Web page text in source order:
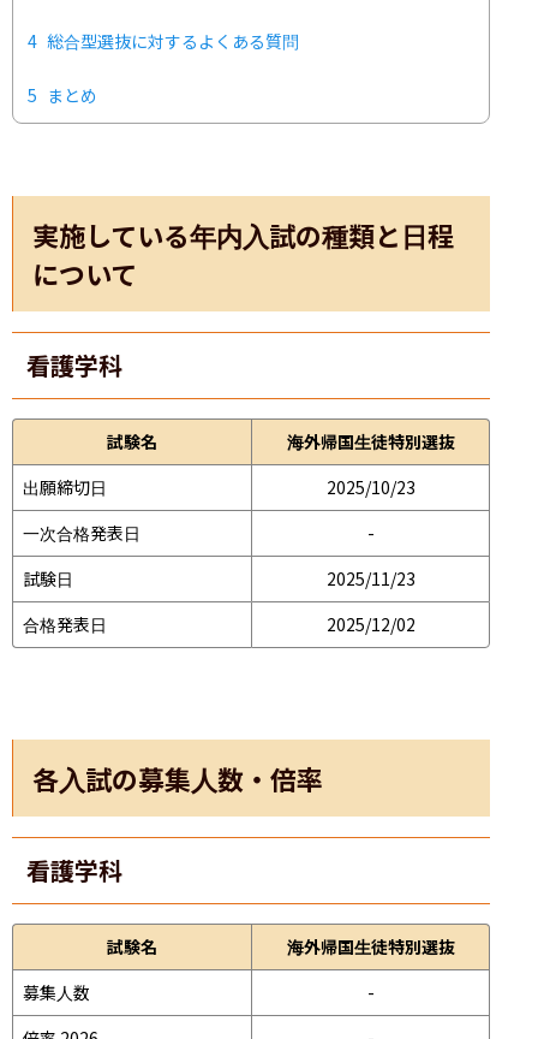
4 総合型選抜に対するよくある質問
5 まとめ
実施している年内入試の種類と日程
について
看護学科
試験名
海外帰国生徒特別選抜
出願締切日
2025/10/23
一次合格発表日
-
試験日
2025/11/23
合格発表日
2025/12/02
各入試の募集人数・倍率
看護学科
試験名
海外帰国生徒特別選抜
募集人数
-